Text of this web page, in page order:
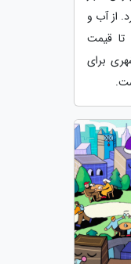
از آب و
تا قیمت
برای